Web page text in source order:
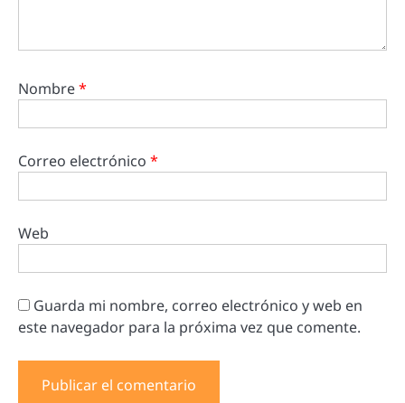
Nombre*
Correo electrónico *
Web
Guarda mi nombre, correo electrónico y web en
este navegador para la próxima vez que comente.